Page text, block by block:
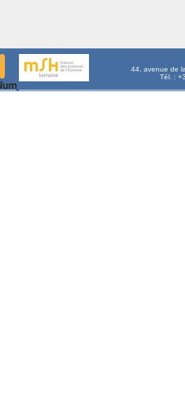
44, avenue de
Tél. :